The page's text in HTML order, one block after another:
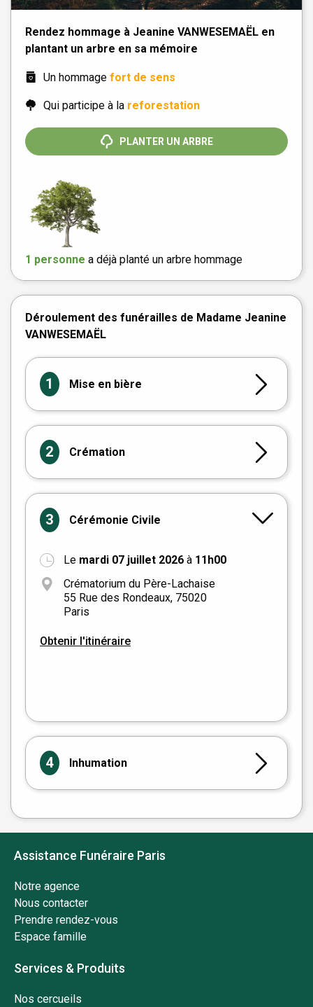
Rendez hommage à Jeanine VANWESEMAËL en
plantant un arbre en sa mémoire
Un hommage fort de sens
Qui participe à la reforestation
PLANTER UN ARBRE
1 personne a déjà planté un arbre hommage
Déroulement des funérailles de Madame Jeanine
VANWESEMAËL
1 Mise en bière
2 Crémation
3 Cérémonie Civile
Le mardi 07 juillet 2026 à 11h00
Crématorium du Père-Lachaise
55 Rue des Rondeaux, 75020
Paris
Obtenir l'itinéraire
4 Inhumation
Assistance Funéraire Paris
Notre agence
Nous contacter
Prendre rendez-vous
Espace famille
Services & Produits
Nos cercueils